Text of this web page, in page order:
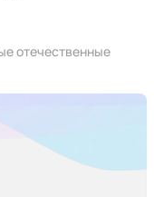
отечественные